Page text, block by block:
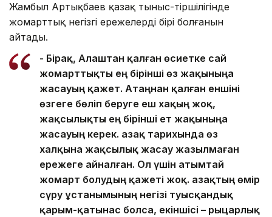
Жамбыл Артықбаев қазақ тыныс-тіршілігінде
жомарттық негізгі ережелердің бірі болғанын
айтады.
- Бірақ, Алаштан қалған өсиетке сай
жомарттықты ең бірінші өз жақыныңа
жасауың қажет. Атаңнан қалған еншіні
өзгеге бөліп беруге еш хақың жоқ,
жақсылықты ең бірінші ет жақыныңа
жасауың керек. Қазақ тарихында өз
халқына жақсылық жасау жазылмаған
ережеге айналған. Ол үшін атымтай
жомарт болудың қажеті жоқ. Қазақтың өмір
сүру ұстанымының негізі туысқандық
қарым-қатынас болса, екіншісі – рыцарлық